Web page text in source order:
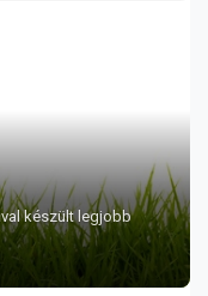
készült legjobb